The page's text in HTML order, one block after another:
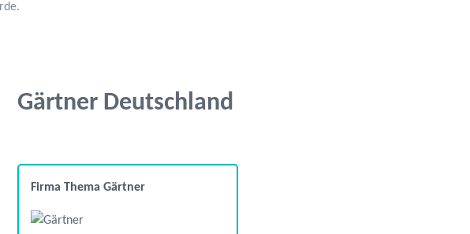
Gärtner Deutschland
Firma Thema Gärtner